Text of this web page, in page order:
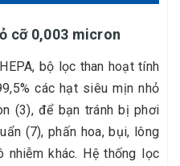
cỡ 0,003 micron
bộ lọc than hoạt tính
các hạt siêu mịn nhỏ
(3), để bạn tránh bị phơi
(7), phấn hoa, bụi, lông
khác. Hệ thống lọc